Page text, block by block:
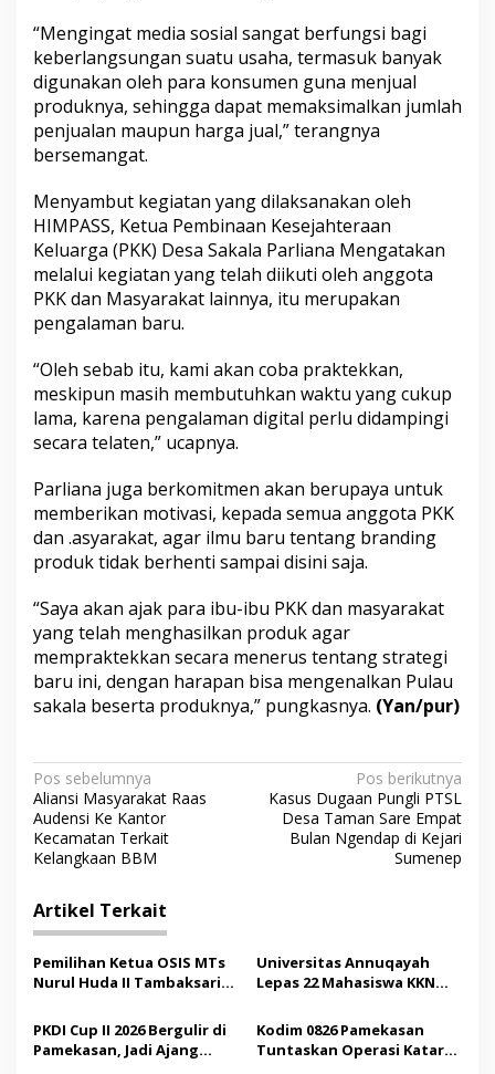
“Mengingat media sosial sangat berfungsi bagi
keberlangsungan suatu usaha, termasuk banyak
digunakan oleh para konsumen guna menjual
produknya, sehingga dapat memaksimalkan jumlah
penjualan maupun harga jual,” terangnya
bersemangat.
Menyambut kegiatan yang dilaksanakan oleh
HIMPASS, Ketua Pembinaan Kesejahteraan
Keluarga (PKK) Desa Sakala Parliana Mengatakan
melalui kegiatan yang telah diikuti oleh anggota
PKK dan Masyarakat lainnya, itu merupakan
pengalaman baru.
“Oleh sebab itu, kami akan coba praktekkan,
meskipun masih membutuhkan waktu yang cukup
lama, karena pengalaman digital perlu didampingi
secara telaten,” ucapnya.
Parliana juga berkomitmen akan berupaya untuk
memberikan motivasi, kepada semua anggota PKK
dan .asyarakat, agar ilmu baru tentang branding
produk tidak berhenti sampai disini saja.
“Saya akan ajak para ibu-ibu PKK dan masyarakat
yang telah menghasilkan produk agar
mempraktekkan secara menerus tentang strategi
baru ini, dengan harapan bisa mengenalkan Pulau
sakala beserta produknya,” pungkasnya. (Yan/pur)
N
a
v
i
g
a
s
i
p
o
Pos sebelumnya
Aliansi Masyarakat Raas
Audensi Ke Kantor
Kecamatan Terkait
Kelangkaan BBM
Pos berikutnya
Kasus Dugaan Pungli PTSL
Desa Taman Sare Empat
Bulan Ngendap di Kejari
Sumenep
Artikel Terkait
Pemilihan Ketua OSIS MTs
Nurul Huda II Tambaksari
Demokrasi bagi Siswa
Universitas Annuqayah
Lepas 22 Mahasiswa KKN
Saudi
PKDI Cup II 2026 Bergulir di
Pamekasan, Jadi Ajang
Kodim 0826 Pamekasan
Tuntaskan Operasi Katarak